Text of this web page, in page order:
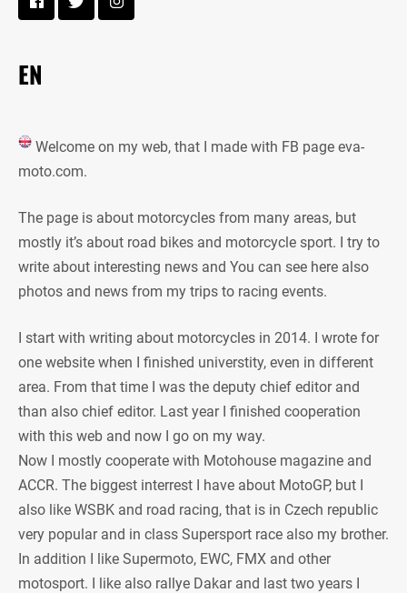
EN
Welcome on my web, that I made with FB page eva-
moto.com.
The page is about motorcycles from many areas, but
mostly it’s about road bikes and motorcycle sport. I try to
write about interesting news and You can see here also
photos and news from my trips to racing events.
I start with writing about motorcycles in 2014. I wrote for
one website when I finished universtity, even in different
area. From that time I was the deputy chief editor and
than also chief editor. Last year I finished cooperation
with this web and now I go on my way.
Now I mostly cooperate with Motohouse magazine and
ACCR. The biggest interrest I have about MotoGP, but I
also like WSBK and road racing, that is in Czech republic
very popular and in class Supersport race also my brother.
In addition I like Supermoto, EWC, FMX and other
motosport. I like also rallye Dakar and last two years I